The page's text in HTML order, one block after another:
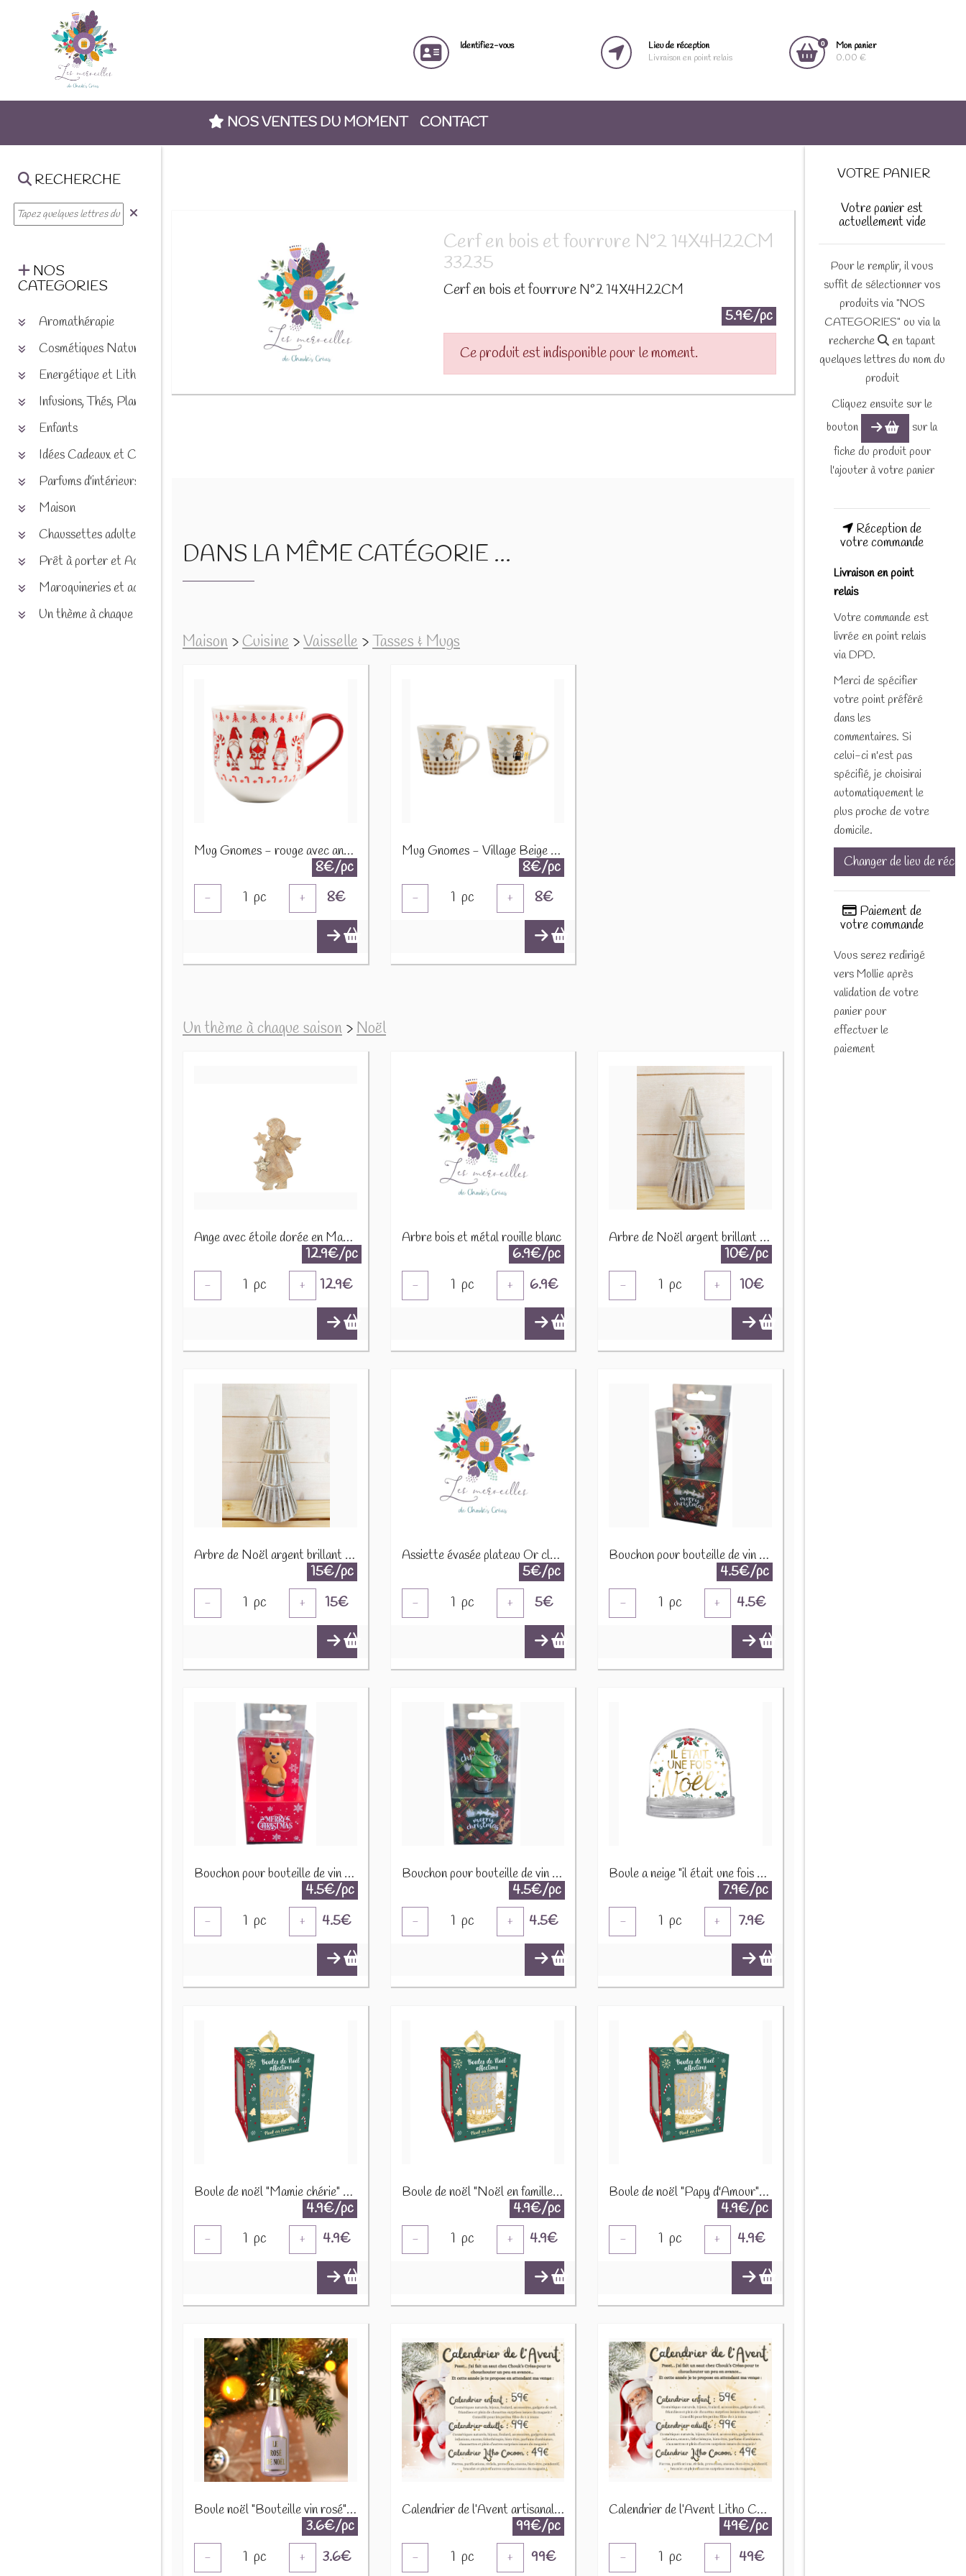
Identifiez-vous
Lieu de réception
Livraison en point relais
0
Mon panier
0.00 €
NOS VENTES DU MOMENT CONTACT
RECHERCHE
NOS
CATEGORIES
Aromathérapie
Cosmétiques Naturels
Energétique et Lithothérapie
Infusions, Thés, Plantes et produits naturels
Enfants
Idées Cadeaux et Chèques
Parfums d'intérieurs
Maison
Chaussettes adultes et enfants
Prêt à porter et Accessoires
Maroquineries et accessoires
Un thème à chaque saison
Cerf en bois et fourrure N°2 14X4H22CM
33235
Cerf en bois et fourrure N°2 14X4H22CM
5.9€/pc
Ce produit est indisponible pour le moment.
DANS LA MÊME CATÉGORIE ...
Maison >Cuisine >Vaisselle >Tasses & Mugs
Mug Gnomes - rouge avec anse rouge 33886
8€/pc
- 1 pc + 8€
Mug Gnomes - Village Beige 33887
8€/pc
- 1 pc + 8€
Un thème à chaque saison >Noël
Ange avec étoile dorée en Manguier 25763
12.9€/pc
- 1 pc + 12.9€
Arbre bois et métal rouille blanc
6.9€/pc
- 1 pc + 6.9€
Arbre de Noël argent brillant paillettes pour bougie 1650 A1590
10€/pc
- 1 pc + 10€
Arbre de Noël argent brillant paillettes pour bougie 1650 B 2290
15€/pc
- 1 pc + 15€
Assiette évasée plateau Or clair (2 vagues) 30X12H5CM 22334
5€/pc
- 1 pc + 5€
Bouchon pour bouteille de vin Bonhomme de neige X-M10.2
4.5€/pc
- 1 pc + 4.5€
Bouchon pour bouteille de vin Renne X-H4.2
4.5€/pc
- 1 pc + 4.5€
Bouchon pour bouteille de vin Sapin X-H9.2
4.5€/pc
- 1 pc + 4.5€
Boule a neige "il était une fois noël" 8486V06
7.9€/pc
- 1 pc + 7.9€
Boule de noël "Mamie chérie" 8477V04
4.9€/pc
- 1 pc + 4.9€
Boule de noël "Noël en famille" 8477V06
4.9€/pc
- 1 pc + 4.9€
Boule de noël "Papy d'Amour" 8477V03
4.9€/pc
- 1 pc + 4.9€
Boule noël "Bouteille vin rosé" 8497V08
3.6€/pc
- 1 pc + 3.6€
Calendrier de l’Avent artisanal – Édition limitée 2025
99€/pc
- 1 pc + 99€
Calendrier de l’Avent Litho Cocoon – Édition limitée 2025
49€/pc
- 1 pc + 49€
VOTRE PANIER
Votre panier est
actuellement vide
Pour le remplir, il vous
suffit de sélectionner vos
produits via "NOS
CATEGORIES" ou via la
recherche
en tapant
quelques lettres du nom du
produit
Cliquez ensuite sur le
bouton
sur la
fiche du produit pour
l'ajouter à votre panier
Réception de
votre commande
Livraison en point
relais
Votre commande est
livrée en point relais
via DPD.
Merci de spécifier
votre point préféré
dans les
commentaires. Si
celui-ci n'est pas
spécifié, je choisirai
automatiquement le
plus proche de votre
domicile.
Changer de lieu de
Paiement de
votre commande
Vous serez redirigé
vers Mollie après
validation de votre
panier pour
effectuer le
paiement